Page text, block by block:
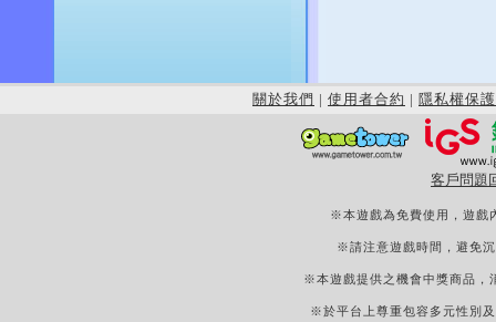
關於我們 | 使用者合約 | 隱私權保護
客戶問題
※本遊戲為免費使用，遊戲
※請注意遊戲時間，避免
※本遊戲提供之機會中獎商品，
※於平台上尊重包容多元性別